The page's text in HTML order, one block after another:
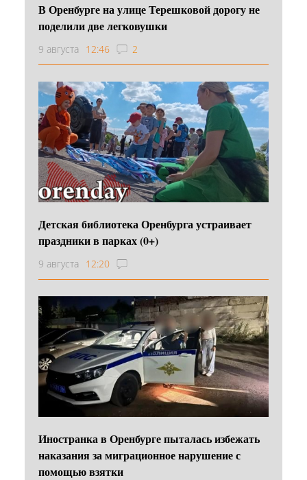
В Оренбурге на улице Терешковой дорогу не
поделили две легковушки
9 августа 12:46 2
Детская библиотека Оренбурга устраивает
праздники в парках (0+)
9 августа 12:20
Иностранка в Оренбурге пыталась избежать
наказания за миграционное нарушение с
помощью взятки